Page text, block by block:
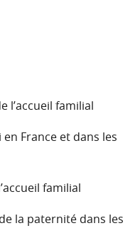
l’accueil familial
en France et dans les
familial
la paternité dans les